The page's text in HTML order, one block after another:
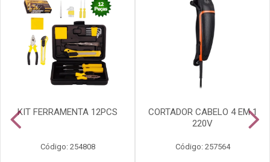
KIT FERRAMENTA 12PCS
Código: 254808
CORTADOR CABELO 4 EM 1
220V
Código: 257564